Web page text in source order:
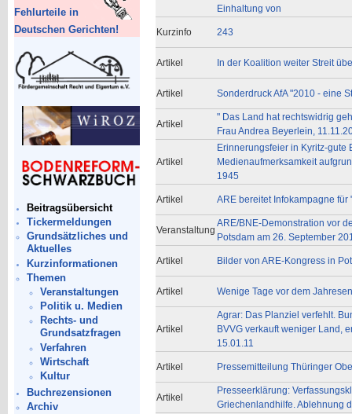
Fehlurteile in
Deutschen Gerichten!
Beitragsübersicht
Tickermeldungen
Grundsätzliches und
Aktuelles
Kurzinformationen
Themen
Veranstaltungen
Politik u. Medien
Rechts- und
Grundsatzfragen
Verfahren
Wirtschaft
Kultur
Buchrezensionen
Archiv
Einhaltung von
Kurzinfo 243
Artikel In der Koalition weiter Streit
Artikel Sonderdruck AfA "2010 - eine
Artikel
" Das Land hat rechtswidrig
Frau Andrea Beyerlein,
Artikel
Erinnerungsfeier in Kyritz-gute
Medienaufmerksamkeit
1945
Artikel ARE bereitet Infokampagne für
Veranstaltung
ARE/BNE-Demonstration vor
Potsdam am 26. September
Artikel Bilder von ARE-Kongress in
Artikel Wenige Tage vor dem
Artikel
Agrar: Das Planziel verfehlt.
BVVG verkauft weniger Land,
15.01.11
Artikel Pressemitteilung Thüringer
Artikel
Presseerklärung:
Griechenlandhilfe. Ablehnung